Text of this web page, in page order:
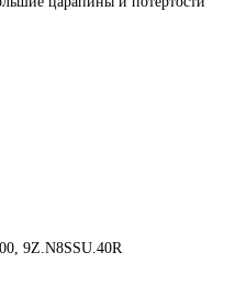
9Z.N8SSU.40R